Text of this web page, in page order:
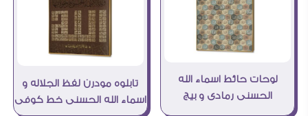
لوحات حائط اسماء الله
الحسنى رمادى و بيج
تابلوه مودرن لفظ الجلاله و
اسماء الله الحسنى خط كوفى